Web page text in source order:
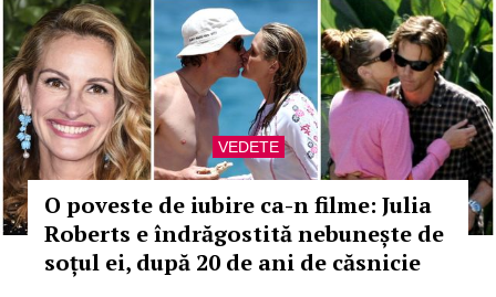
VEDETE
O poveste de iubire ca-n filme: Julia
Roberts e îndrăgostită nebunește de
soțul ei, după 20 de ani de căsnicie